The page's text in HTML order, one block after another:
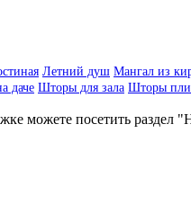
Летний душ Мангал из
даче Шторы для зала Шторы
можете посетить раздел